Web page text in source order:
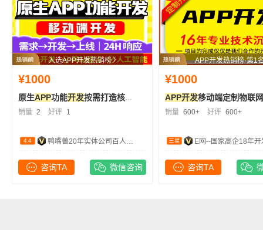
入选APP开发热销榜
¥1000
原生APP功能开发按需打造核心模块支持支付社交灵
销量 2 好评 1
4.4 鸭嘴兽20年实体公司百人团队
咨询TA 微信咨询
APP开发热销榜·第1
¥1000
APP开发移动端定制物联网家政跑腿装
销量 600+ 好评 600+
三星 E网--国家高企18年
咨询TA